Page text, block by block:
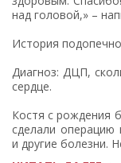
над головой,» –
История
Диагноз: ДЦП,
сердце.
Костя с рождения
сделали
и другие болезни.